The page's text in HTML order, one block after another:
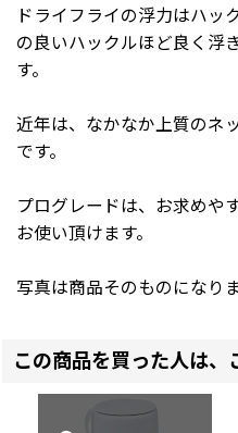
ドライフライの浮力はハッ
の良いハックルほど良く浮
す。
近年は、なかなか上質のネ
です。
プログレードは、お求めや
お使い頂けます。
写真は商品そのものになりま
この商品を買った人は、